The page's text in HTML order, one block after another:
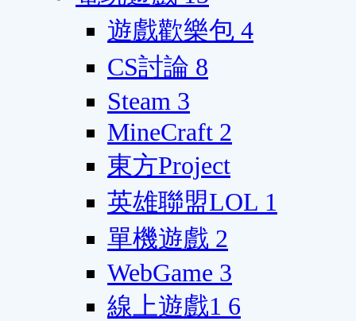
遊戲歡樂包 4
CS討論 8
Steam 3
MineCraft 2
東方Project
英雄聯盟LOL 1
單機遊戲 2
WebGame 3
線上遊戲1 6